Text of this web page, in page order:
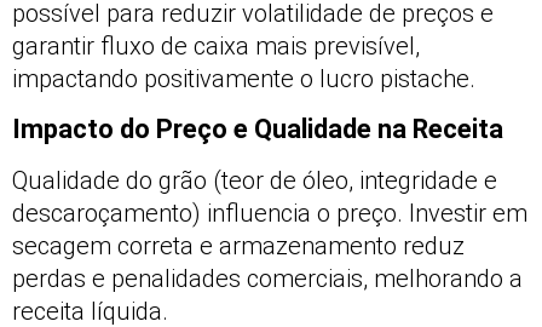
possível para reduzir volatilidade de preços e
garantir fluxo de caixa mais previsível,
impactando positivamente o lucro pistache.
Impacto do Preço e Qualidade na Receita
Qualidade do grão (teor de óleo, integridade e
descaroçamento) influencia o preço. Investir em
secagem correta e armazenamento reduz
perdas e penalidades comerciais, melhorando a
receita líquida.